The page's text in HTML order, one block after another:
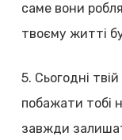
саме вони
твоєму житті
5. Сьогодні
побажати тобі
завжди